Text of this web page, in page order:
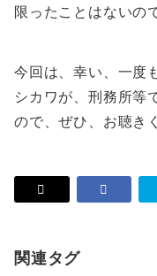
限ったことはないの
今回は、幸い、一度
シカワが、刑務所等
ので、ぜひ、お聴き
関連タグ